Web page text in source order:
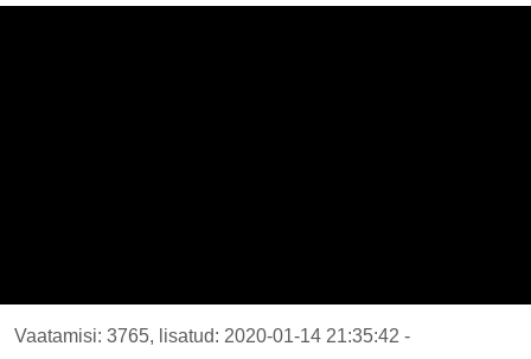
Vaatamisi: 3765, lisatud: 2020-01-14 21:35:42 -